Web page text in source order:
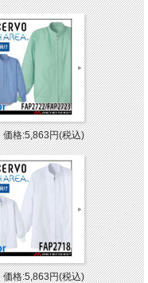
価格:5,863円(税込)
価格:5,863円(税込)